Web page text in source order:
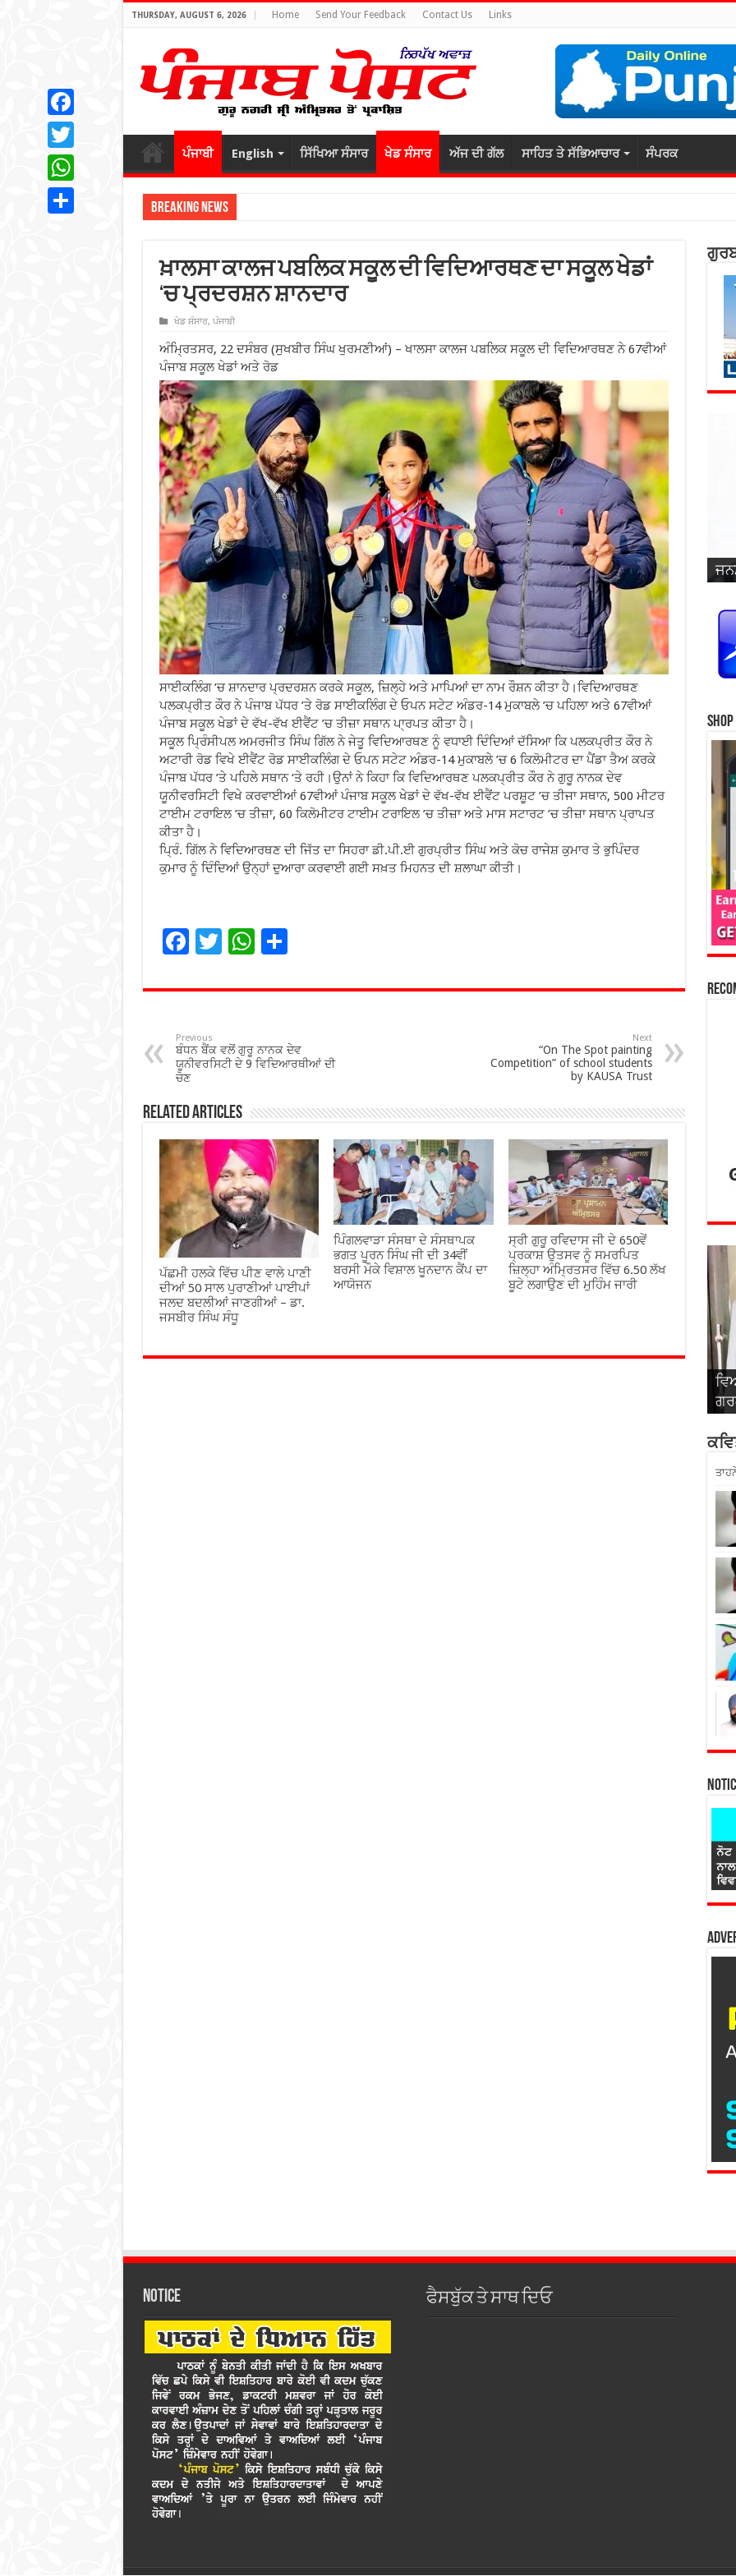
THURSDAY, AUGUST 6, 2026 Home Send Your Feedback Contact Us Links
ਪੰਜਾਬੀ English ਸਿੱਖਿਆ ਸੰਸਾਰ ਖੇਡ ਸੰਸਾਰ ਅੱਜ ਦੀ ਗੱਲ ਸਾਹਿਤ ਤੇ ਸੱਭਿਆਚਾਰ ਸੰਪਰਕ
Breaking News
ਖ਼ਾਲਸਾ ਕਾਲਜ ਪਬਲਿਕ ਸਕੂਲ ਦੀ ਵਿਦਿਆਰਥਣ ਦਾ ਸਕੂਲ ਖੇਡਾਂ
‘ਚ ਪ੍ਰਦਰਸ਼ਨ ਸ਼ਾਨਦਾਰ
ਖੇਡ ਸੰਸਾਰ, ਪੰਜਾਬੀ
ਅੰਮ੍ਰਿਤਸਰ, 22 ਦਸੰਬਰ (ਸੁਖਬੀਰ ਸਿੰਘ ਖੁਰਮਣੀਆਂ) – ਖਾਲਸਾ ਕਾਲਜ ਪਬਲਿਕ ਸਕੂਲ ਦੀ ਵਿਦਿਆਰਥਣ ਨੇ 67ਵੀਆਂ
ਪੰਜਾਬ ਸਕੂਲ ਖੇਡਾਂ ਅਤੇ ਰੋਡ
ਸਾਈਕਲਿੰਗ ’ਚ ਸ਼ਾਨਦਾਰ ਪ੍ਰਦਰਸ਼ਨ ਕਰਕੇ ਸਕੂਲ, ਜ਼ਿਲ੍ਹੇ ਅਤੇ ਮਾਪਿਆਂ ਦਾ ਨਾਮ ਰੌਸ਼ਨ ਕੀਤਾ ਹੈ।ਵਿਦਿਆਰਥਣ
ਪਲਕਪ੍ਰੀਤ ਕੌਰ ਨੇ ਪੰਜਾਬ ਪੱਧਰ ’ਤੇ ਰੋਡ ਸਾਈਕਲਿੰਗ ਦੇ ਓਪਨ ਸਟੇਟ ਅੰਡਰ-14 ਮੁਕਾਬਲੇ ’ਚ ਪਹਿਲਾ ਅਤੇ 67ਵੀਆਂ
ਪੰਜਾਬ ਸਕੂਲ ਖੇਡਾਂ ਦੇ ਵੱਖ-ਵੱਖ ਈਵੈਂਟ ’ਚ ਤੀਜ਼ਾ ਸਥਾਨ ਪਾ੍ਰਪਤ ਕੀਤਾ ਹੈ।
ਸਕੂਲ ਪ੍ਰਿੰਸੀਪਲ ਅਮਰਜੀਤ ਸਿੰਘ ਗਿੱਲ ਨੇ ਜੇਤੂ ਵਿਦਿਆਰਥਣ ਨੂੰ ਵਧਾਈ ਦਿੰਦਿਆਂ ਦੱਸਿਆ ਕਿ ਪਲਕਪ੍ਰੀਤ ਕੌਰ ਨੇ
ਅਟਾਰੀ ਰੋਡ ਵਿਖੇ ਈਵੈਂਟ ਰੋਡ ਸਾਈਕਲਿੰਗ ਦੇ ਓਪਨ ਸਟੇਟ ਅੰਡਰ-14 ਮੁਕਾਬਲੇ ’ਚ 6 ਕਿਲੋਮੀਟਰ ਦਾ ਪੈਂਡਾ ਤੈਅ ਕਰਕੇ
ਪੰਜਾਬ ਪੱਧਰ ’ਤੇ ਪਹਿਲੇ ਸਥਾਨ ‘ਤੇ ਰਹੀ।ਉਨਾਂ ਨੇ ਕਿਹਾ ਕਿ ਵਿਦਿਆਰਥਣ ਪਲਕਪ੍ਰੀਤ ਕੌਰ ਨੇ ਗੁਰੂ ਨਾਨਕ ਦੇਵ
ਯੂਨੀਵਰਸਿਟੀ ਵਿਖੇ ਕਰਵਾਈਆਂ 67ਵੀਆਂ ਪੰਜਾਬ ਸਕੂਲ ਖੇਡਾਂ ਦੇ ਵੱਖ-ਵੱਖ ਈਵੈਂਟ ਪਰਸ਼ੂਟ ’ਚ ਤੀਜਾ ਸਥਾਨ, 500 ਮੀਟਰ
ਟਾਈਮ ਟਰਾਇਲ ’ਚ ਤੀਜ਼ਾ, 60 ਕਿਲੋਮੀਟਰ ਟਾਈਮ ਟਰਾਇਲ ’ਚ ਤੀਜ਼ਾ ਅਤੇ ਮਾਸ ਸਟਾਰਟ ’ਚ ਤੀਜ਼ਾ ਸਥਾਨ ਪ੍ਰਾਪਤ
ਕੀਤਾ ਹੈ।
ਪ੍ਰਿੰ. ਗਿੱਲ ਨੇ ਵਿਦਿਆਰਥਣ ਦੀ ਜਿੱਤ ਦਾ ਸਿਹਰਾ ਡੀ.ਪੀ.ਈ ਗੁਰਪ੍ਰੀਤ ਸਿੰਘ ਅਤੇ ਕੋਚ ਰਾਜੇਸ਼ ਕੁਮਾਰ ਤੇ ਭੁਪਿੰਦਰ
ਕੁਮਾਰ ਨੂੰ ਦਿੰਦਿਆਂ ਉਨ੍ਹਾਂ ਦੁਆਰਾ ਕਰਵਾਈ ਗਈ ਸਖ਼ਤ ਮਿਹਨਤ ਦੀ ਸ਼ਲਾਘਾ ਕੀਤੀ।
F
e
o
o
k
T
tt
W
at
p
p
S
ar
Previous
ਬੰਧਨ ਬੈਂਕ ਵਲੋਂ ਗੁਰੂ ਨਾਨਕ ਦੇਵ
ਯੂਨੀਵਰਸਿਟੀ ਦੇ 9 ਵਿਦਿਆਰਥੀਆਂ ਦੀ
ਚੋਣ
Next
“On The Spot painting
Competition” of school students
by KAUSA Trust
Related Articles
ਪੱਛਮੀ ਹਲਕੇ ਵਿੱਚ ਪੀਣ ਵਾਲੇ ਪਾਣੀ
ਦੀਆਂ 50 ਸਾਲ ਪੁਰਾਣੀਆਂ ਪਾਈਪਾਂ
ਜਲਦ ਬਦਲੀਆਂ ਜਾਣਗੀਆਂ – ਡਾ.
ਜਸਬੀਰ ਸਿੰਘ ਸੰਧੂ
ਪਿੰਗਲਵਾੜਾ ਸੰਸਥਾ ਦੇ ਸੰਸਥਾਪਕ
ਭਗਤ ਪੂਰਨ ਸਿੰਘ ਜੀ ਦੀ 34ਵੀਂ
ਬਰਸੀ ਮੌਕੇ ਵਿਸ਼ਾਲ ਖੂਨਦਾਨ ਕੈਂਪ ਦਾ
ਆਯੋਜਨ
ਸ੍ਰੀ ਗੁਰੂ ਰਵਿਦਾਸ ਜੀ ਦੇ 650ਵੇਂ
ਪ੍ਰਕਾਸ਼ ਉਤਸਵ ਨੂੰ ਸਮਰਪਿਤ
ਜ਼ਿਲ੍ਹਾ ਅੰਮ੍ਰਿਤਸਰ ਵਿੱਚ 6.50 ਲੱਖ
ਬੂਟੇ ਲਗਾਉਣ ਦੀ ਮੁਹਿੰਮ ਜਾਰੀ
Notice ਫੈਸਬੁੱਕ ਤੇ ਸਾਥ ਦਿਓ
Facebook
Twitter
WhatsApp